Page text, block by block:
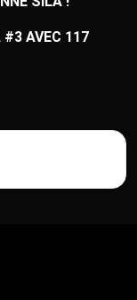
#3 AVEC 117